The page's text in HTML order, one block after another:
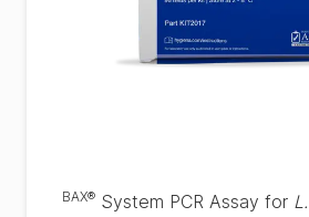
BAX® System PCR Assay for L.